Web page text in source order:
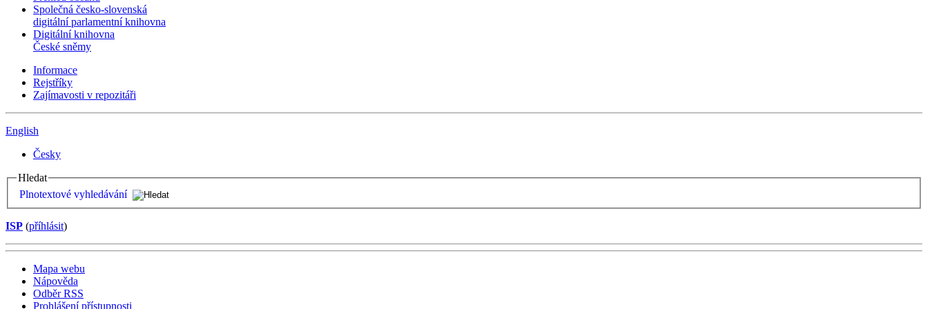
Společná česko-slovenská
digitální parlamentní knihovna
Digitální knihovna
České sněmy
Informace
Rejstříky
Zajímavosti v repozitáři
English
Česky
Hledat
Plnotextové vyhledávání
ISP (příhlásit)
Mapa webu
Nápověda
Odběr RSS
Prohlášení přístupnosti